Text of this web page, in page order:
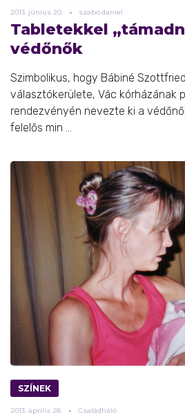
2013. június 20. szabo.daniel
Tabletekkel
védőnők
Szimbolikus, hogy Bábiné
választókerülete, Vác kórházának
rendezvényén nevezte ki a
felelős min ...
SZÍNEK
2013. április 28. Családháló